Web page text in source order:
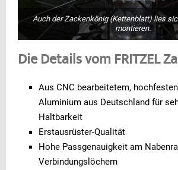
Auch der Zackenkönig (Kettenblatt) lies
montieren.
Die Details vom FRITZEL
Aus CNC bearbeitetem,
Aluminium aus Deutschland für
Haltbarkeit
Erstausrüster-Qualität
Hohe Passgenauigkeit am
Verbindungslöchern